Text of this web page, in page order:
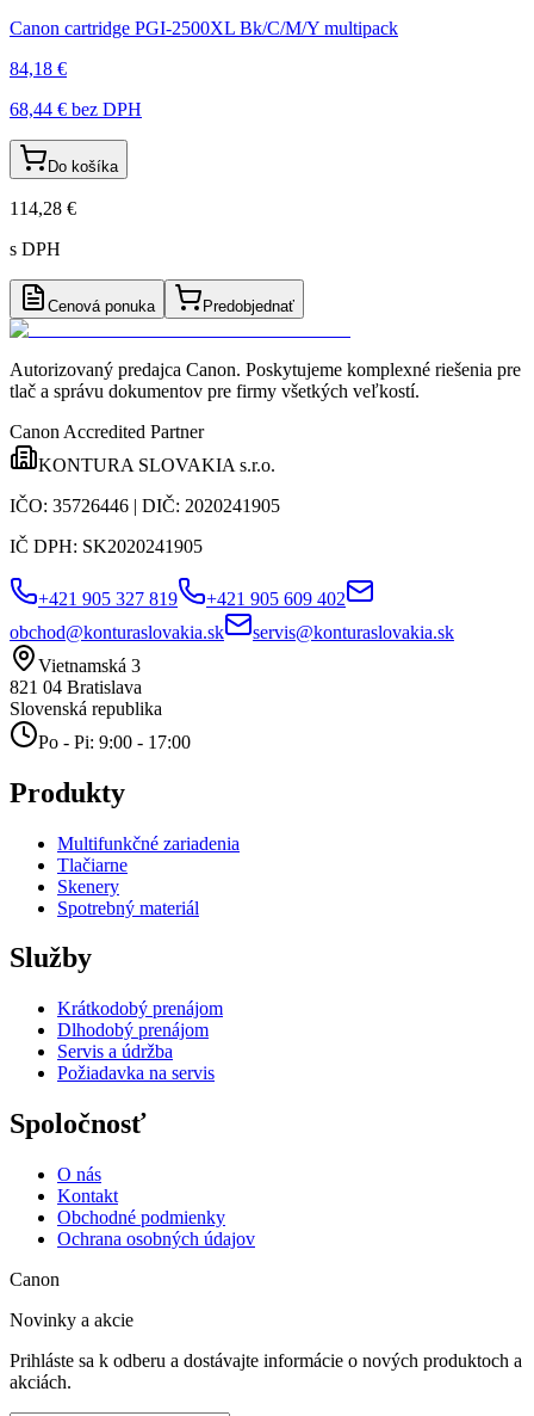
Canon cartridge PGI-2500XL Bk/C/M/Y multipack
84,18 €
68,44 € bez DPH
Do košíka
114,28 €
s DPH
Cenová ponuka Predobjednať
Autorizovaný predajca Canon. Poskytujeme komplexné riešenia pre
tlač a správu dokumentov pre firmy všetkých veľkostí.
Canon Accredited Partner
KONTURA SLOVAKIA s.r.o.
IČO: 35726446 | DIČ: 2020241905
IČ DPH: SK2020241905
+421 905 327 819
+421 905 609 402
obchod@konturaslovakia.sk
servis@konturaslovakia.sk
Vietnamská 3
821 04 Bratislava
Slovenská republika
Po - Pi: 9:00 - 17:00
Produkty
Multifunkčné zariadenia
Tlačiarne
Skenery
Spotrebný materiál
Služby
Krátkodobý prenájom
Dlhodobý prenájom
Servis a údržba
Požiadavka na servis
Spoločnosť
O nás
Kontakt
Obchodné podmienky
Ochrana osobných údajov
Canon
Novinky a akcie
Prihláste sa k odberu a dostávajte informácie o nových produktoch a
akciách.